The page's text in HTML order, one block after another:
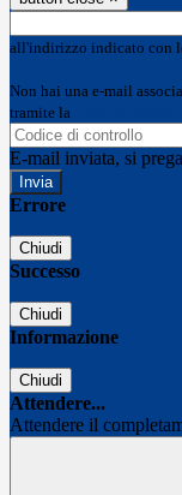
all'indirizzo indicato con
Non hai una e-mail
tramite la
E-mail inviata, si
Errore
Chiudi
Successo
Chiudi
Informazione
Chiudi
Attendere...
Attendere il